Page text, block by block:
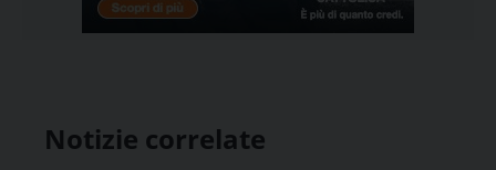
Notizie correlate